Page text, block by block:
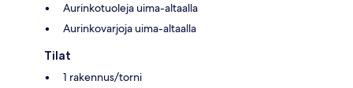
Aurinkotuoleja uima-altaalla
Aurinkovarjoja uima-altaalla
Tilat
1 rakennus/torni